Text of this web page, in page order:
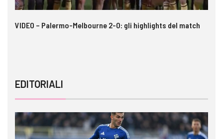
VIDEO – Palermo-Melbourne 2-0: gli highlights del match
EDITORIALI